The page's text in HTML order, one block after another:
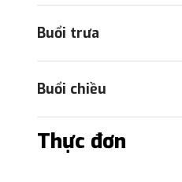
Buổi trưa
Buổi chiều
Thực đơn